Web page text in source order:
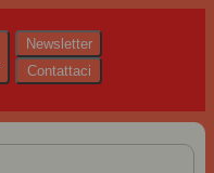
Newsletter
Contattaci